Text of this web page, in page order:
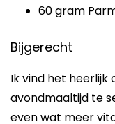
60 gram
Bijgerecht
Ik vind het heerlijk
avondmaaltijd te
even wat meer